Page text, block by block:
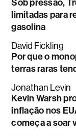
Sob pressão,
limitadas para
gasolina
David Fickling
Por que o
terras raras
Jonathan Levin
Kevin Warsh
inflação nos
começa a soar